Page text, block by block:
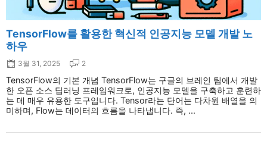
TensorFlow를 활용한 혁신적 인공지능 모델 개발 노
하우
3월 31, 2025 2
TensorFlow의 기본 개념 TensorFlow는 구글의 브레인 팀에서 개발
한 오픈 소스 딥러닝 프레임워크로, 인공지능 모델을 구축하고 훈련하
는 데 매우 유용한 도구입니다. Tensor라는 단어는 다차원 배열을 의
미하며, Flow는 데이터의 흐름을 나타냅니다. 즉, ...